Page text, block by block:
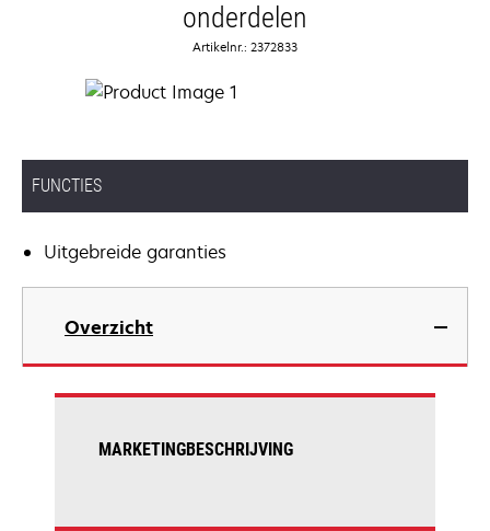
onderdelen
Artikelnr.: 2372833
FUNCTIES
Uitgebreide garanties
Overzicht
MARKETINGBESCHRIJVING